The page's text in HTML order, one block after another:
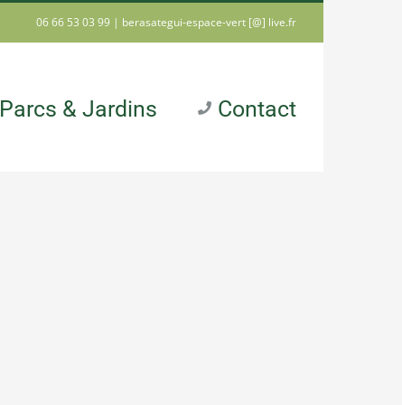
06 66 53 03 99 | berasategui-espace-vert [@] live.fr
Parcs & Jardins Contact